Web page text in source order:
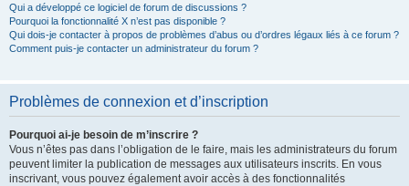
Qui a développé ce logiciel de forum de discussions ?
Pourquoi la fonctionnalité X n’est pas disponible ?
Qui dois-je contacter à propos de problèmes d’abus ou d’ordres légaux liés à ce forum ?
Comment puis-je contacter un administrateur du forum ?
Problèmes de connexion et d’inscription
Pourquoi ai-je besoin de m’inscrire ?
Vous n’êtes pas dans l’obligation de le faire, mais les administrateurs du forum
peuvent limiter la publication de messages aux utilisateurs inscrits. En vous
inscrivant, vous pouvez également avoir accès à des fonctionnalités